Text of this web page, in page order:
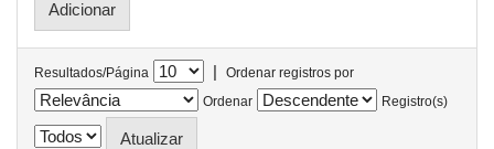
Resultados/Página |
Ordenar registros por
Ordenar
Registro(s)